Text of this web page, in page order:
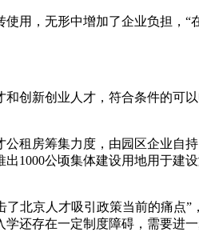
，无形中增加了企业负担，“
创新创业人才，符合条件的可
租房筹集力度，由园区企业自
1000公顷集体建设用地用于建
北京人才吸引政策当前的痛点”
还存在一定制度障碍，需要进